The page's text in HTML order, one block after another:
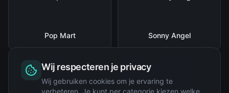
Pop Mart Sonny Angel
Squishy
Wij respecteren je privacy
Wij gebruiken cookies om je ervaring te
verbeteren. Je kunt per categorie kiezen welke